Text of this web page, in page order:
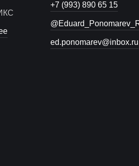
+7 (993) 890 65 15
ed.ponomarev@inbox.ru